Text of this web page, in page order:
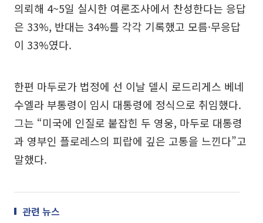
의뢰해 4~5일 실시한 여론조사에서 찬성한다는 응답
은 33%, 반대는 34%를 각각 기록했고 모름·무응답
이 33%였다.
한편 마두로가 법정에 선 이날 델시 로드리게스 베네
수엘라 부통령이 임시 대통령에 정식으로 취임했다.
그는 “미국에 인질로 붙잡힌 두 영웅, 마두로 대통령
과 영부인 플로레스의 피랍에 깊은 고통을 느낀다”고
말했다.
관련 뉴스